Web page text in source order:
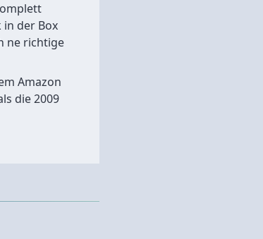
in der Box
ne richtige
Amazon
die 2009